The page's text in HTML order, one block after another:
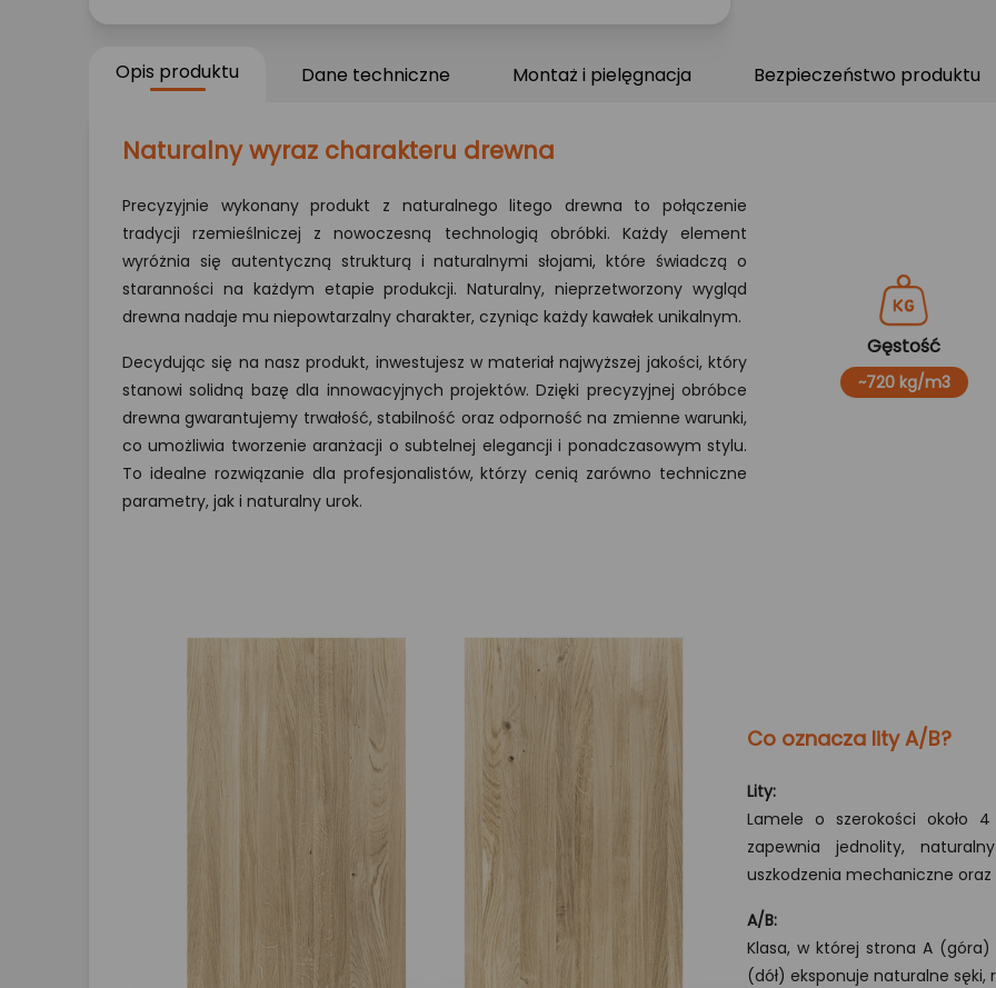
Opis produktu Dane techniczne Montaż i pielęgnacja Bezpieczeństwo produktu
Naturalny wyraz charakteru drewna
Precyzyjnie wykonany produkt z naturalnego litego drewna to połączenie
tradycji rzemieślniczej z nowoczesną technologią obróbki. Każdy element
wyróżnia się autentyczną strukturą i naturalnymi słojami, które świadczą o
staranności na każdym etapie produkcji. Naturalny, nieprzetworzony wygląd
drewna nadaje mu niepowtarzalny charakter, czyniąc każdy kawałek unikalnym.
Decydując się na nasz produkt, inwestujesz w materiał najwyższej jakości, który
stanowi solidną bazę dla innowacyjnych projektów. Dzięki precyzyjnej obróbce
drewna gwarantujemy trwałość, stabilność oraz odporność na zmienne warunki,
co umożliwia tworzenie aranżacji o subtelnej elegancji i ponadczasowym stylu.
To idealne rozwiązanie dla profesjonalistów, którzy cenią zarówno techniczne
parametry, jak i naturalny urok.
Gęstość
~720 kg/m3
Co oznacza lity A/B?
Lity:
Lamele o szerokości około
zapewnia jednolity,
uszkodzenia mechaniczne
A/B:
Klasa, w której strona A
(dół) eksponuje naturalne